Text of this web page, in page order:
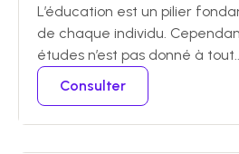
L’éducation est un pilier
de chaque individu.
études n’est pas donné à tout...
Consulter